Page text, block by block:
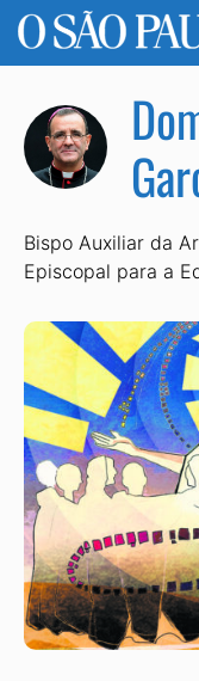
Bispo Auxiliar da
Episcopal para a